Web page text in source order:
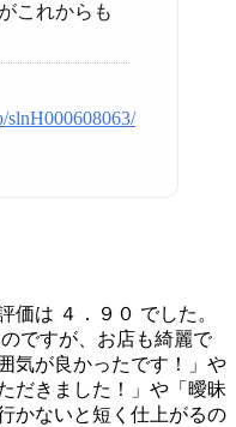
これからも
slnH000608063/
価は ４．９０ でした。
ですが、お店も綺麗で
気が良かったです！」や
だきました！」や「曖昧
かないと短く仕上がるの